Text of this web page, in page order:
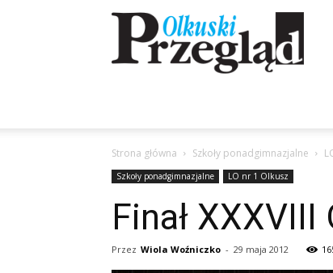
Przegląd
Olkuski
Strona główna Szkoły ponadgimnazjalne
Szkoły ponadgimnazjalne LO nr 1 Olkusz
Finał
Przez Wiola Woźniczko - 29 maja 2012